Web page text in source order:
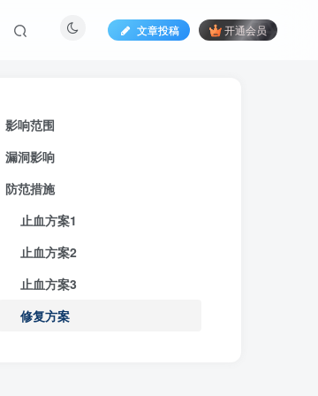
文章投稿 开通会员
影响范围
漏洞影响
防范措施
止血方案1
止血方案2
止血方案3
修复方案